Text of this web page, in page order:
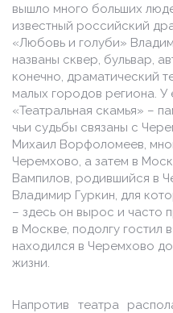
вышло много больших
известный российский
«Любовь и голуби»
названы сквер, бульвар,
конечно, драматический
малых городов региона.
«Театральная скамья» –
чьи судьбы связаны с
Михаил Ворфоломеев,
Черемхово, а затем в
Вампилов, родившийся в
Владимир Гуркин, для
– здесь он вырос и часто
в Москве, подолгу гостил
находился в Черемхово
жизни.
Напротив театра